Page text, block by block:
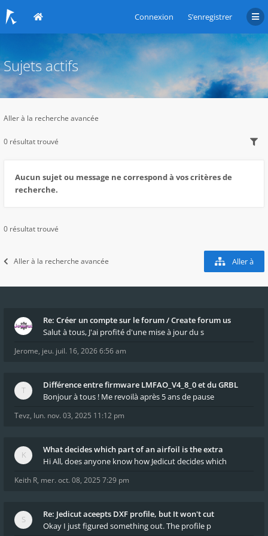
Connexion S’enregistrer
Sujets actifs
Aller à la recherche avancée
0 résultat trouvé
Aucun sujet ou message ne correspond à vos critères de
recherche.
0 résultat trouvé
Aller à la recherche avancée Aller à
Re: Créer un compte sur le forum / Create forum us
Salut à tous, J'ai profité d'une mise à jour du s
Jerome, jeu. juil. 16, 2026 6:56 am
Différence entre firmware LMFAO_V4_8_0 et du GRBL
Bonjour à tous ! Me revoilà après 5 ans de pause
Tevz, lun. nov. 03, 2025 11:12 pm
What decides which part of an airfoil is the extra
Hi All, does anyone know how Jedicut decides which
Keith R, mer. oct. 08, 2025 7:29 pm
Re: Jedicut aceepts DXF profile, but It won't cut
Okay I just figured something out. The profile p